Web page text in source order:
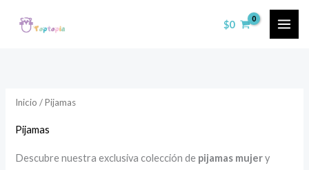
$0
Inicio / Pijamas
Pijamas
Descubre nuestra exclusiva colección de pijamas mujery